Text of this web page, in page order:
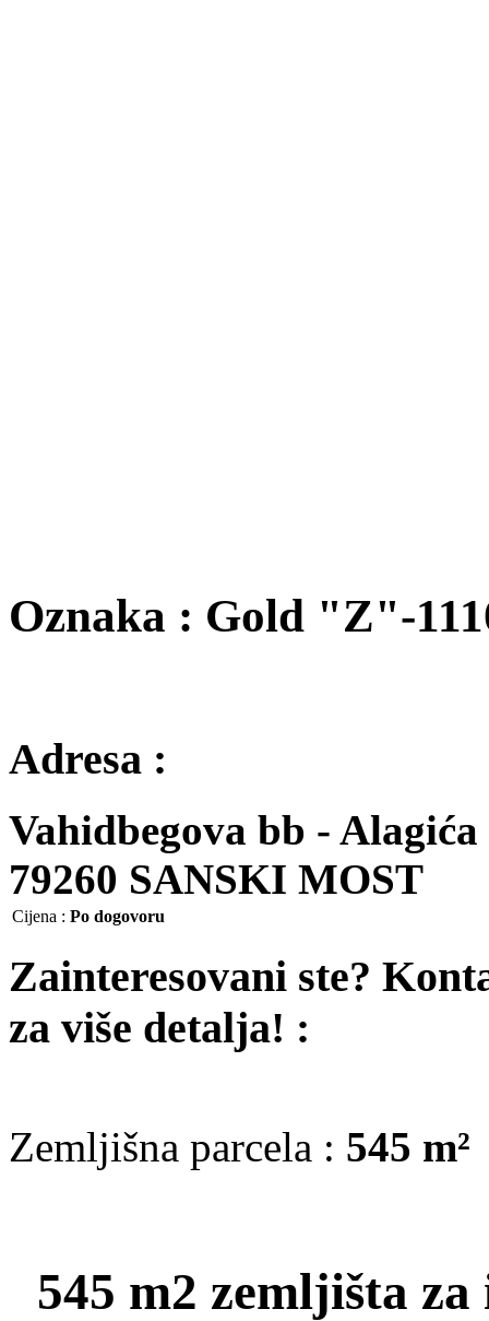
Oznaka : Gold "Z"-
Adresa :
Vahidbegova bb -
79260 SANSKI MOST
Cijena : Po dogovoru
Zainteresovani ste?
za više detalja! :
Zemljišna parcela : 545 m²
545 m2 zemljišta